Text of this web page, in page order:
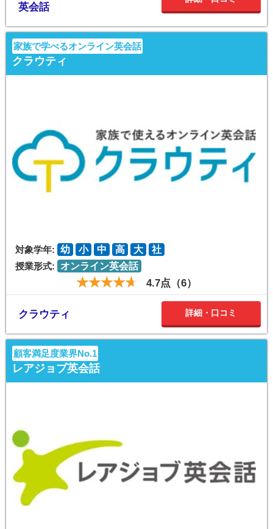
英会話
家族で学べるオンライン英会話
クラウティ
対象学年: 幼 小 中 高 大
社
授業形式:
オンライン英会話
4.7点（6）
クラウティ 詳細・口コミ
顧客満足度業界No.1
レアジョブ英会話